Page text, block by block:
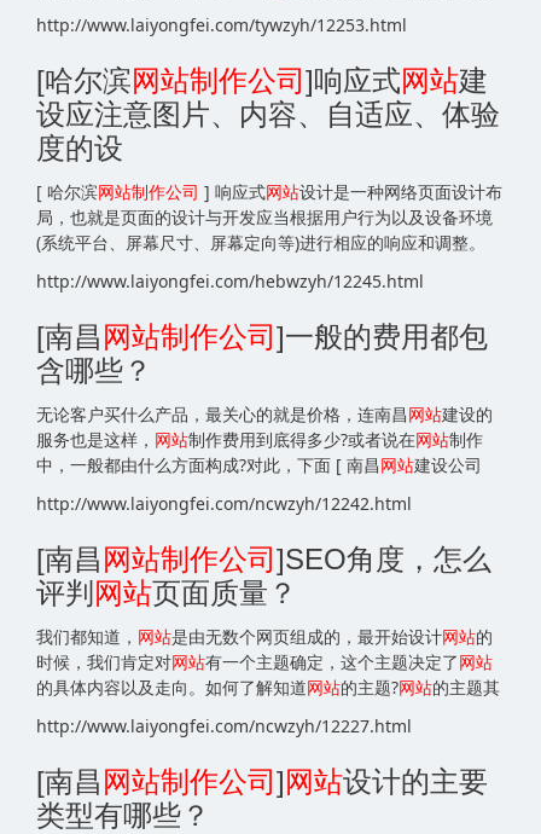
http://www.laiyongfei.com/tywzyh/12253.html
[哈尔滨网站制作公司]响应式网站建
设应注意图片、内容、自适应、体验
度的设
[ 哈尔滨网站制作公司 ] 响应式网站设计是一种网络页面设计布
局，也就是页面的设计与开发应当根据用户行为以及设备环境
(系统平台、屏幕尺寸、屏幕定向等)进行相应的响应和调整。
http://www.laiyongfei.com/hebwzyh/12245.html
[南昌 网站制作公司]一般的费用都包
含哪些？
无论客户买什么产品，最关心的就是价格，连南昌网站建设的
服务也是这样， 网站制作费用到底得多少?或者说在网站制作
中，一般都由什么方面构成?对此，下面 [ 南昌网站建设公司
http://www.laiyongfei.com/ncwzyh/12242.html
[南昌 网站制作公司]SEO角度，怎么
评判 网站页面质量？
我们都知道， 网站是由无数个网页组成的，最开始设计网站的
时候，我们肯定对网站有一个主题确定，这个主题决定了网站
的具体内容以及走向。如何了解知道网站的主题?网站的主题其
http://www.laiyongfei.com/ncwzyh/12227.html
[南昌 网站制作公司] 网站设计的主要
类型有哪些？